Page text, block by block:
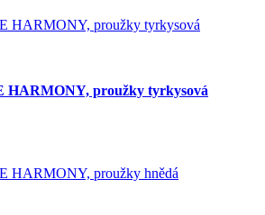
HARMONY, proužky tyrkysová